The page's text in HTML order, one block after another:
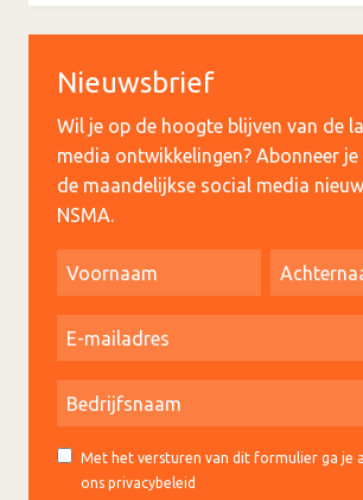
Nieuwsbrief
Wil je op de hoogte blijven van de
media ontwikkelingen? Abonneer
de maandelijkse social media
NSMA.
Met het versturen van dit formulier ga je
ons privacybeleid